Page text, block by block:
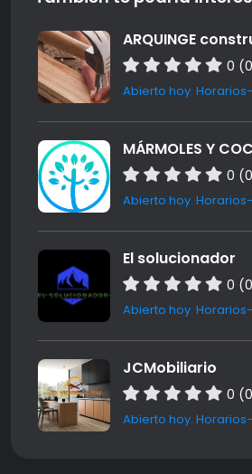
ARQUINGE
0
Abierto hoy.
MÁRMOLES Y
0
Abierto hoy.
El solucionador
0
Abierto hoy.
JCMobiliario
0
Abierto hoy.